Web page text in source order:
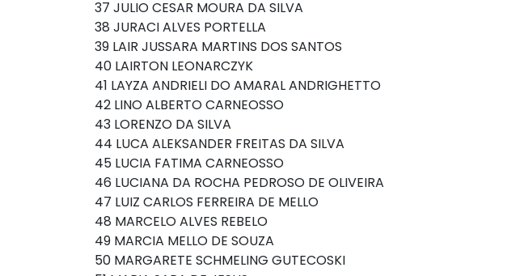
37 JULIO CESAR MOURA DA SILVA
38 JURACI ALVES PORTELLA
39 LAIR JUSSARA MARTINS DOS SANTOS
40 LAIRTON LEONARCZYK
41 LAYZA ANDRIELI DO AMARAL ANDRIGHETTO
42 LINO ALBERTO CARNEOSSO
43 LORENZO DA SILVA
44 LUCA ALEKSANDER FREITAS DA SILVA
45 LUCIA FATIMA CARNEOSSO
46 LUCIANA DA ROCHA PEDROSO DE OLIVEIRA
47 LUIZ CARLOS FERREIRA DE MELLO
48 MARCELO ALVES REBELO
49 MARCIA MELLO DE SOUZA
50 MARGARETE SCHMELING GUTECOSKI